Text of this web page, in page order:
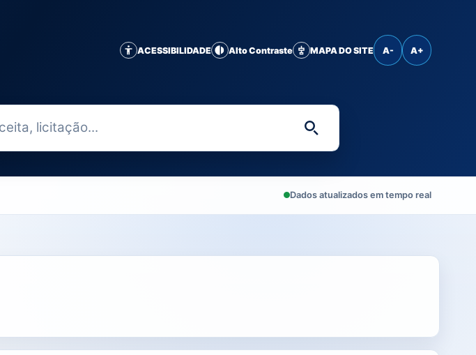
ACESSIBILIDADE Alto Contraste MAPA DO SITE A- A+
Digite uma palavra-
Dados atualizados em tempo real